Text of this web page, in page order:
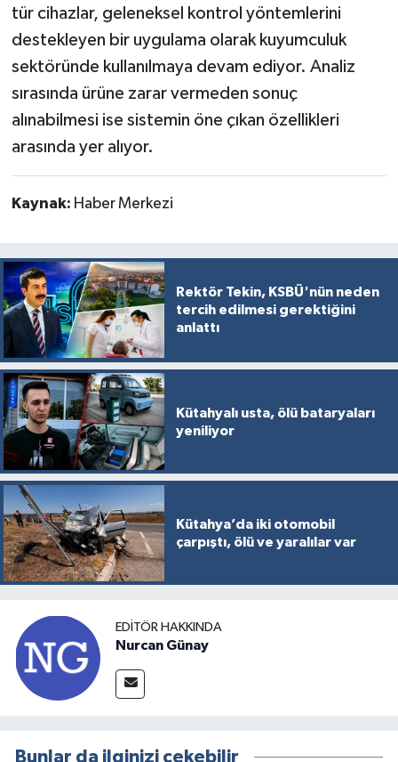
tür cihazlar, geleneksel kontrol yöntemlerini
destekleyen bir uygulama olarak kuyumculuk
sektöründe kullanılmaya devam ediyor. Analiz
sırasında ürüne zarar vermeden sonuç
alınabilmesi ise sistemin öne çıkan özellikleri
arasında yer alıyor.
Kaynak: Haber Merkezi
Rektör Tekin, KSBÜ'nün neden
tercih edilmesi gerektiğini
anlattı
Kütahyalı usta, ölü bataryaları
yeniliyor
Kütahya’da iki otomobil
çarpıştı, ölü ve yaralılar var
EDITÖR HAKKINDA
Nurcan Günay
Bunlar da ilginizi çekebilir